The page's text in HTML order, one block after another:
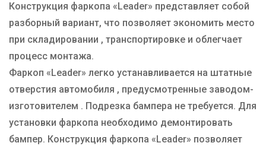
Конструкция фаркопа «Leader» представляет собой
разборный вариант, что позволяет экономить место
при складировании , транспортировке и облегчает
процесс монтажа.
Фаркоп «Leader» легко устанавливается на штатные
отверстия автомобиля , предусмотренные заводом-
изготовителем . Подрезка бампера не требуется. Для
установки фаркопа необходимо демонтировать
бампер. Конструкция фаркопа «Leader» позволяет